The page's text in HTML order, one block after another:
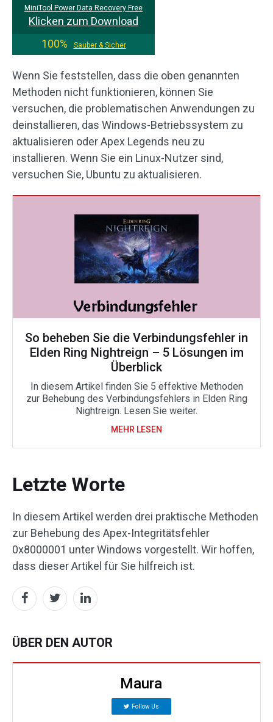
MiniTool Power Data Recovery Free
Klicken zum Download
100%
Sauber & Sicher
Wenn Sie feststellen, dass die oben genannten
Methoden nicht funktionieren, können Sie
versuchen, die problematischen Anwendungen zu
deinstallieren, das Windows-Betriebssystem zu
aktualisieren oder Apex Legends neu zu
installieren. Wenn Sie ein Linux-Nutzer sind,
versuchen Sie, Ubuntu zu aktualisieren.
So beheben Sie die Verbindungsfehler in
Elden Ring Nightreign – 5 Lösungen im
Überblick
In diesem Artikel finden Sie 5 effektive Methoden
zur Behebung des Verbindungsfehlers in Elden Ring
Nightreign. Lesen Sie weiter.
MEHR LESEN
Letzte Worte
In diesem Artikel werden drei praktische Methoden
zur Behebung des Apex-Integritätsfehler
0x8000001 unter Windows vorgestellt. Wir hoffen,
dass dieser Artikel für Sie hilfreich ist.
ÜBER DEN AUTOR
Maura
Follow Us